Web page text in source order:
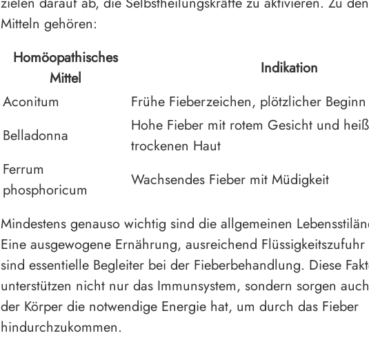
Mitteln gehören:
Homöopathisches
Mittel
Indikation
Aconitum
Frühe Fieberzeichen, plötzlicher Beginn
Belladonna
Hohe Fieber mit rotem Gesicht und
trockenen Haut
Ferrum
phosphoricum
Wachsendes Fieber mit Müdigkeit
Mindestens genauso wichtig sind die allgemeinen
Eine ausgewogene Ernährung, ausreichend
sind essentielle Begleiter bei der Fieberbehandlung. Diese
unterstützen nicht nur das Immunsystem, sondern sorgen
der Körper die notwendige Energie hat, um durch das Fieber
hindurchzukommen.